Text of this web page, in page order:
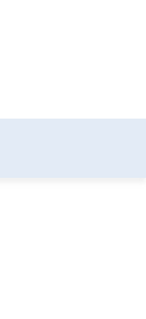
as per the